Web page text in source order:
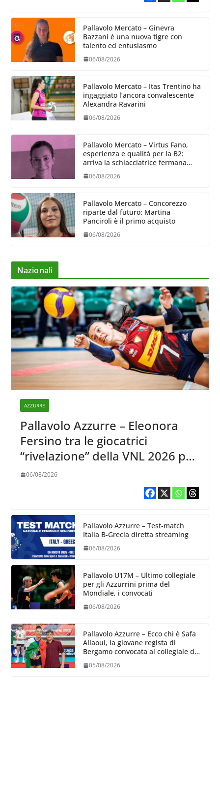
Pallavolo Mercato – Ginevra
Bazzani è una nuova tigre con
talento ed entusiasmo
06/08/2026
Pallavolo Mercato – Itas Trentino ha
ingaggiato l’ancora convalescente
Alexandra Ravarini
06/08/2026
Pallavolo Mercato – Virtus Fano,
esperienza e qualità per la B2:
arriva la schiacciatrice fermana
06/08/2026
Pallavolo Mercato – Concorezzo
riparte dal futuro: Martina
Panciroli è il primo acquisto
06/08/2026
Nazionali
AZZURRE
Pallavolo Azzurre – Eleonora
Fersino tra le giocatrici
“rivelazione” della VNL 2026 per
Volleyball World
06/08/2026
Pallavolo Azzurre – Test-match
Italia B-Grecia diretta streaming
06/08/2026
Pallavolo U17M – Ultimo collegiale
per gli Azzurrini prima del
Mondiale, i convocati
06/08/2026
Pallavolo Azzurre – Ecco chi è Safa
Allaoui, la giovane regista di
Bergamo convocata al collegiale di
05/08/2026